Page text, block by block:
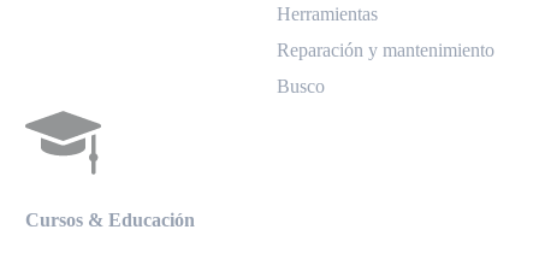
Herramientas
Reparación y mantenimiento
Busco
Cursos & Educación